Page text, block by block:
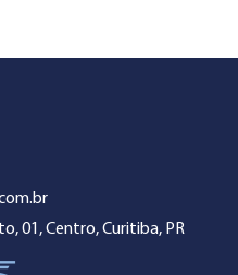
01, Centro, Curitiba, PR